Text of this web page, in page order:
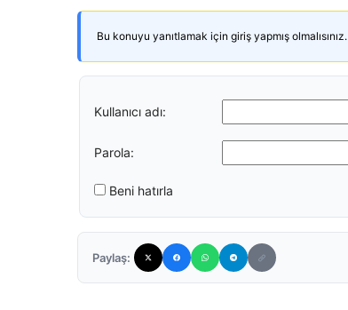
Bu konuyu yanıtlamak için giriş yapmış olmalısınız.
Kullanıcı adı:
Parola:
Beni hatırla
Paylaş: